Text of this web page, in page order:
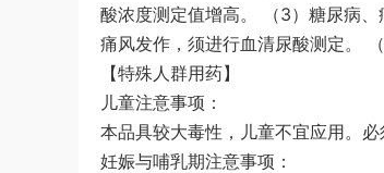
酸浓度测定值增高。 （3）糖尿病
痛风发作，须进行血清尿酸测定。
【特殊人群用药】
儿童注意事项：
本品具较大毒性，儿童不宜应用。必
妊娠与哺乳期注意事项：